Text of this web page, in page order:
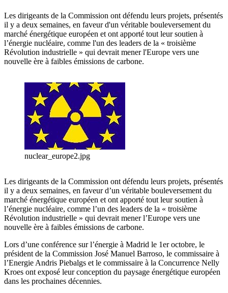
Les dirigeants de la Commission ont défendu leurs projets, présentés
il y a deux semaines, en faveur d'un véritable bouleversement du
marché énergétique européen et ont apporté tout leur soutien à
l’énergie nucléaire, comme l'un des leaders de la « troisième
Révolution industrielle » qui devrait mener l'Europe vers une
nouvelle ère à faibles émissions de carbone.
nuclear_europe2.jpg
Les dirigeants de la Commission ont défendu leurs projets, présentés
il y a deux semaines, en faveur d’un véritable bouleversement du
marché énergétique européen et ont apporté tout leur soutien à
l’énergie nucléaire, comme l’un des leaders de la « troisième
Révolution industrielle » qui devrait mener l’Europe vers une
nouvelle ère à faibles émissions de carbone.
Lors d’une conférence sur l’énergie à Madrid le 1er octobre, le
président de la Commission José Manuel Barroso, le commissaire à
l’Energie Andris Piebalgs et le commissaire à la Concurrence Nelly
Kroes ont exposé leur conception du paysage énergétique européen
dans les prochaines décennies.